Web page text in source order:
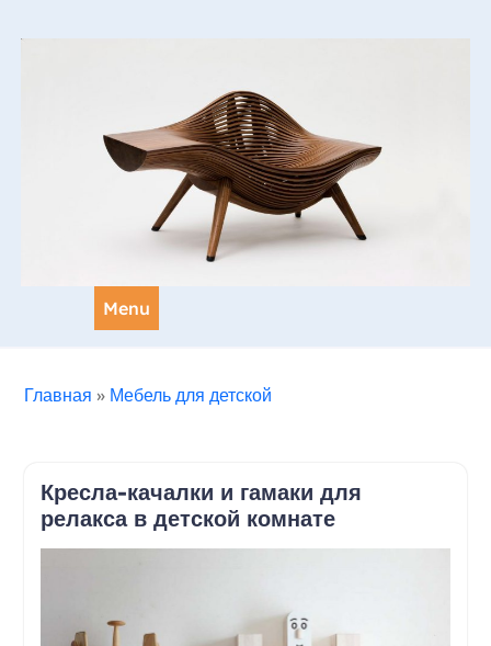
Menu
Главная » Мебель для детской
Кресла-качалки и гамаки для
релакса в детской комнате